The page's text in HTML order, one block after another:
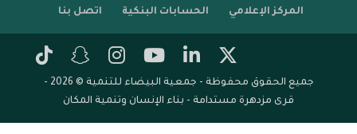
المركز الإعلامي
الحسابات البنكية اتصل بنا
جميع الحقوق محفوظة - جمعية البيضاء للتنمية © 2026 -
قرى مزدهرة مستدامة - بناء الإنسان وتنمية المكان